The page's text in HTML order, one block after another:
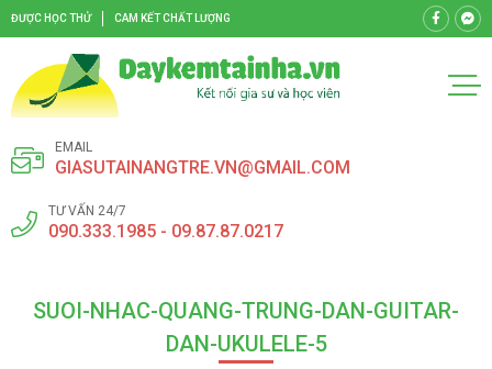
ĐƯỢC HỌC THỬ CAM KẾT CHẤT LƯỢNG
EMAIL
GIASUTAINANGTRE.VN@GMAIL.COM
TƯ VẤN 24/7
090.333.1985 - 09.87.87.0217
SUOI-NHAC-QUANG-TRUNG-DAN-GUITAR-
DAN-UKULELE-5